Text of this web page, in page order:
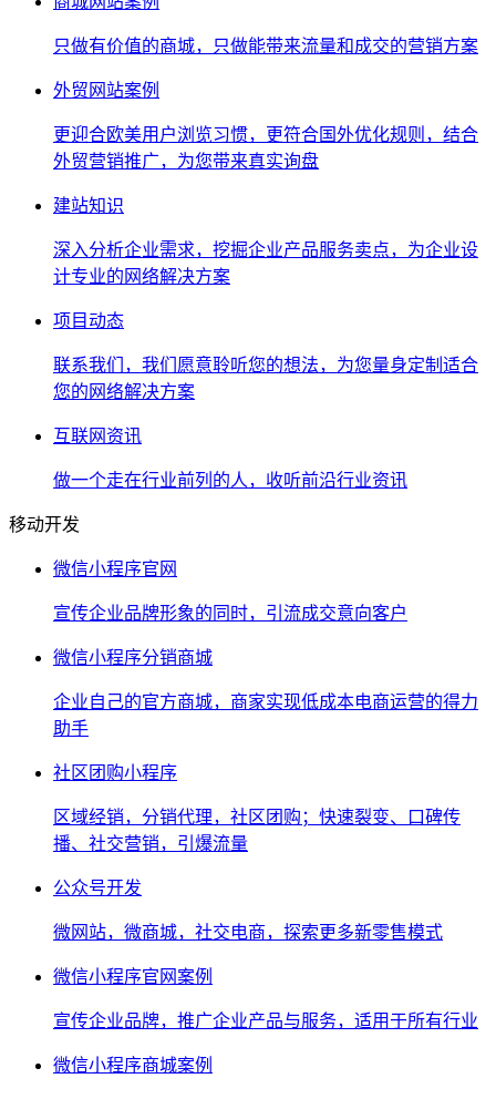
只做有价值的商城，只做能带来流量和成交的营销方案
外贸网站案例
更迎合欧美用户浏览习惯，更符合国外优化规则，结合
外贸营销推广，为您带来真实询盘
建站知识
深入分析企业需求，挖掘企业产品服务卖点，为企业设
计专业的网络解决方案
项目动态
联系我们，我们愿意聆听您的想法，为您量身定制适合
您的网络解决方案
互联网资讯
做一个走在行业前列的人，收听前沿行业资讯
移动开发
微信小程序官网
宣传企业品牌形象的同时，引流成交意向客户
微信小程序分销商城
企业自己的官方商城，商家实现低成本电商运营的得力
助手
社区团购小程序
区域经销，分销代理，社区团购；快速裂变、口碑传
播、社交营销，引爆流量
公众号开发
微网站，微商城，社交电商，探索更多新零售模式
微信小程序官网案例
宣传企业品牌，推广企业产品与服务，适用于所有行业
微信小程序商城案例